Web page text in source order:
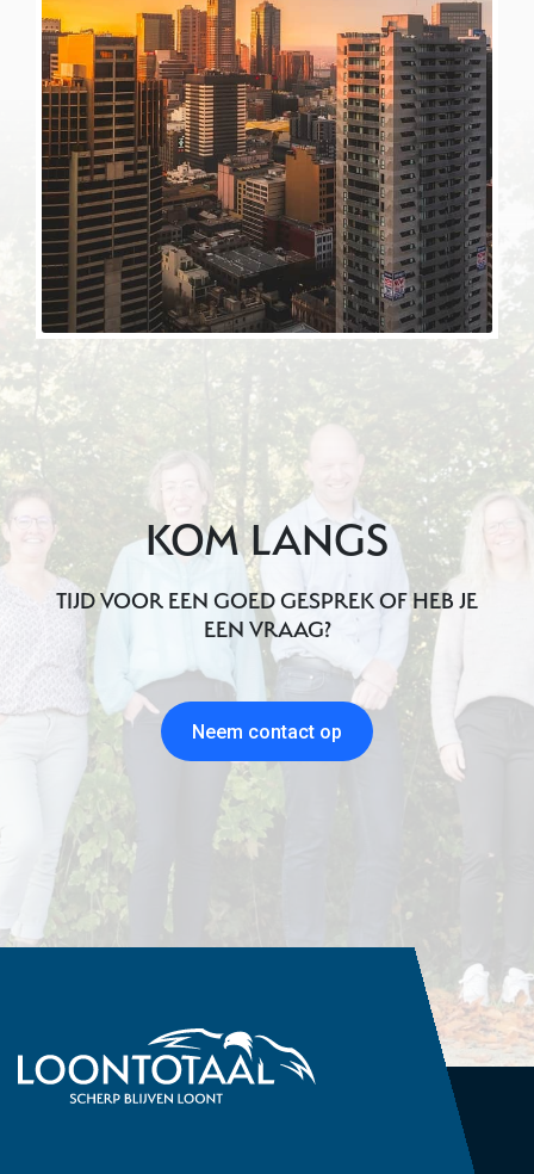
KOM LANGS
TIJD VOOR EEN GOED GESPREK OF HEB JE
EEN VRAAG?
Neem contact op